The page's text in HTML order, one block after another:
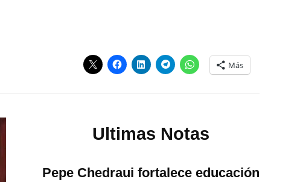
Más
Ultimas Notas
Pepe Chedraui fortalece educación